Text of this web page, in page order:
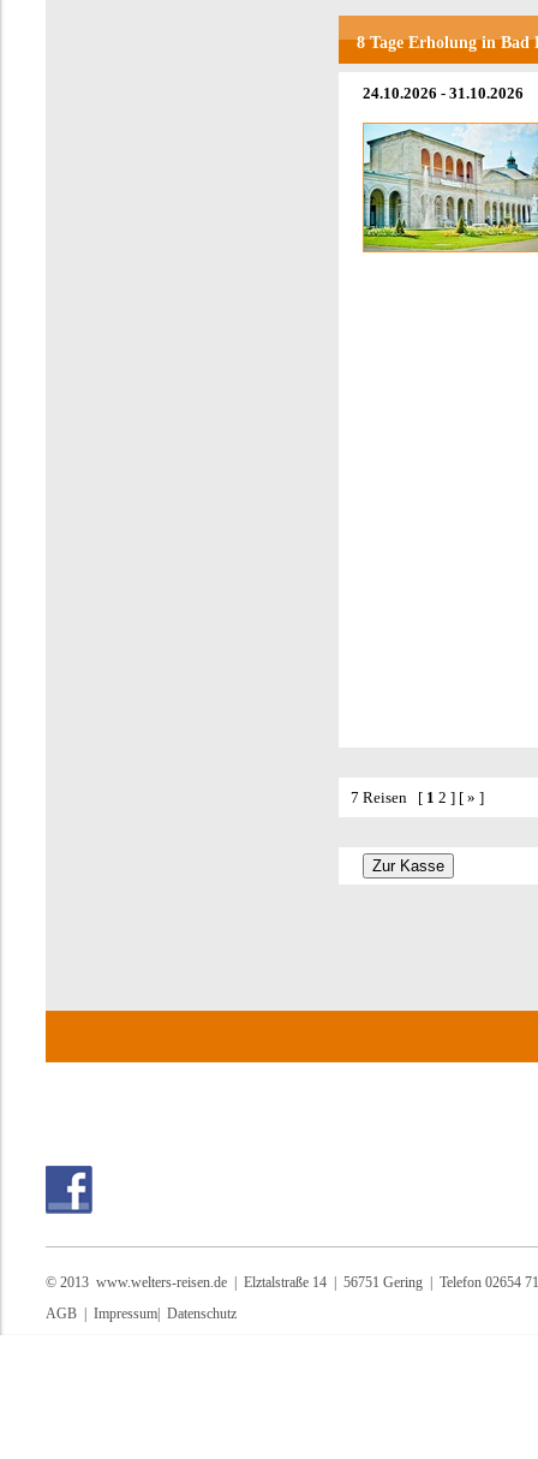
8 Tage Erholung in Bad
24.10.2026 - 31.10.2026
7 Reisen [ 1 2 ] [ » ]
© 2013 www.welters-reisen.de | Elztalstraße 14 | 56751 Gering | Telefon 02654
AGB
Impressum Datenschutz